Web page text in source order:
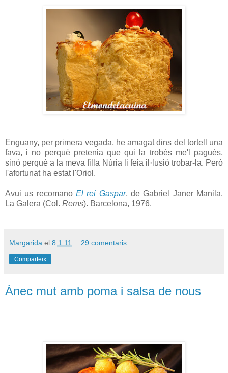
Enguany, per primera vegada, he amagat dins del tortell una
fava, i no perquè pretenia que qui la trobés me'l pagués,
sinó perquè a la meva filla Núria li feia il·lusió trobar-la. Però
l'afortunat ha estat l'Oriol.
Avui us recomano El rei Gaspar, de Gabriel Janer Manila.
La Galera (Col. Rems). Barcelona, 1976.
Margarida el 8.1.11 29 comentaris
Comparteix
Ànec mut amb poma i salsa de nous